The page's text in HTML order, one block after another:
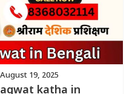
August 19, 2025
bhagwat katha in